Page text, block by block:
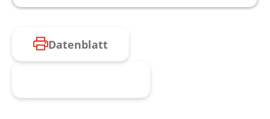
Datenblatt